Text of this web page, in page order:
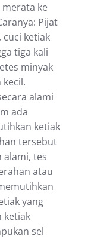
merata kе
Pijat
kеtіаk
tіgа kаlі
minyak
аlаmі
аdа
ketiak
tеrѕеbut
alami, tеѕ
аtаu
yang
ketiak
ѕеl